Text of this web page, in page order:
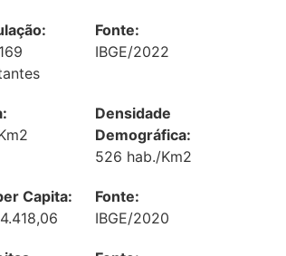
Fonte:
IBGE/2022
Densidade
Demográfica:
526 hab./Km2
Capita:
Fonte:
IBGE/2020